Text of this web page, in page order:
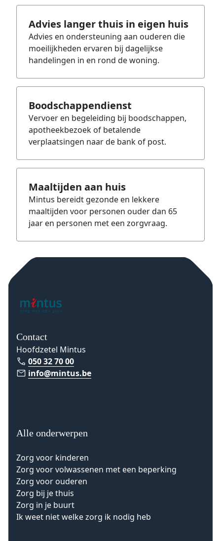
Advies langer thuis in eigen huis
Advies en ondersteuning aan ouderen die
moeilijkheden ervaren bij dagelijkse
handelingen in en rond de woning.
Boodschappendienst
Vervoer en begeleiding bij boodschappen,
apotheekbezoek of betalende
verplaatsingen naar de bank of post.
Maaltijden aan huis
Mintus bereidt gezonde en lekkere
maaltijden voor personen ouder dan 65
jaar en personen met een zorgvraag.
Contact
Hoofdzetel Mintus
050 32 70 00
info@mintus.be
Alle onderwerpen
Zorg voor kinderen
Zorg voor volwassenen met een beperking
Zorg voor ouderen
Zorg bij je thuis
Zorg in je buurt
Ik weet niet welke zorg ik nodig heb